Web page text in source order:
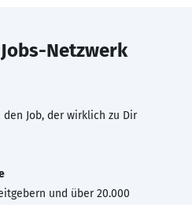
Jobs-Netzwerk
Job, der wirklich zu Dir
und über 20.000